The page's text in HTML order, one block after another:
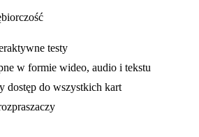
testy
w formie wideo, audio i tekstu
dostęp do wszystkich kart